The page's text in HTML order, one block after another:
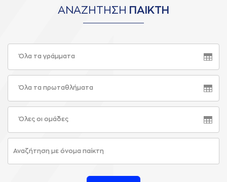
ΑΝΑΖΗΤΗΣΗ ΠΑΙΚΤΗ
Όλα τα γράμματα
Όλα τα πρωταθλήματα
Όλες οι ομάδες